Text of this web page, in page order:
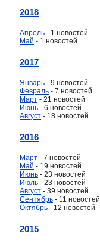
2018
Апрель - 1 новостей
Май - 1 новостей
2017
Январь - 9 новостей
Февраль - 7 новостей
Март - 21 новостей
Июнь - 6 новостей
Август - 18 новостей
2016
Март - 7 новостей
Май - 19 новостей
Июнь - 23 новостей
Июль - 23 новостей
Август - 39 новостей
Сентябрь - 11 новостей
Октябрь - 12 новостей
2015